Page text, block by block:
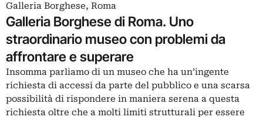
Galleria Borghese, Roma
Galleria Borghese di Roma. Uno
straordinario museo con problemi da
affrontare e superare
Insomma parliamo di un museo che ha un’ingente
richiesta di accessi da parte del pubblico e una scarsa
possibilità di rispondere in maniera serena a questa
richiesta oltre che a molti limiti strutturali per essere